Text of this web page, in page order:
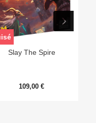
Slay The Spire
109,00 €